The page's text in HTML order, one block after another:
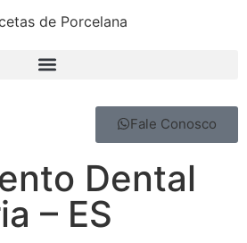
Fale Conosco
Dental
– ES